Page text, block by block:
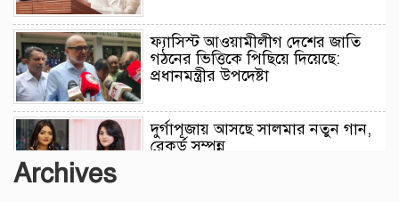
ফ্যাসিস্ট আওয়ামীলীগ দেশের জাতি
গঠনের ভিত্তিকে পিছিয়ে দিয়েছে:
প্রধানমন্ত্রীর উপদেষ্টা
দুর্গাপূজায় আসছে সালমার নতুন গান,
রেকর্ড সম্পন্ন
Archives